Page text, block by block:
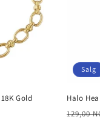
Gold
Salg
Halo
Vanlig
129,00